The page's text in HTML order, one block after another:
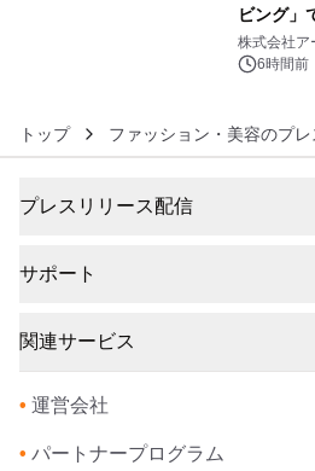
ビング」
事例を株
株式会社ア
6時間前
トップ ファッション・美容のプ
プレスリリース配信
サポート
関連サービス
• 運営会社
• パートナープログラム